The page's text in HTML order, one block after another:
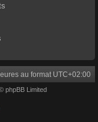
au format UTC+02:00
phpBB Limited